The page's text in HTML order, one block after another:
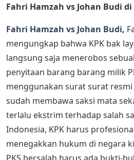
Fahri Hamzah vs Johan Budi di
Fahri Hamzah vs Johan Budi,
mengungkap bahwa KPK bak
langsung saja menerobos
penyitaan barang barang milik
menggunakan surat surat
sudah membawa saksi mata
terlalu ekstrim terhadap salah
Indonesia, KPK harus
menegakkan hukum di negara